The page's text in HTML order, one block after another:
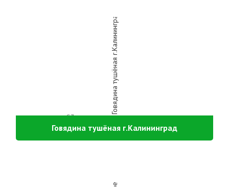
Говядина тушёная г.Калининград